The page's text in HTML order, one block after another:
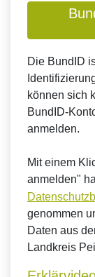
Die BundID
können sich
BundID-
anmelden.
Mit einem
anmelden"
genommen
Daten aus
Landkreis